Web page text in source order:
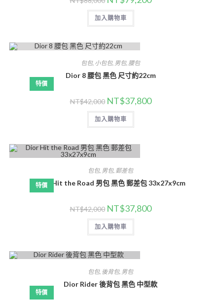
加入購物車
特價
包包, 小包包, 男包,腰包
Dior 8 腰包 黑色 尺寸約22cm
NT$42,000 NT$37,800
加入購物車
特價
包包, 男包, 郵差包
Dior Hit the Road 男包 黑色 郵差包 33x27x9cm
NT$42,000 NT$37,800
加入購物車
特價
包包, 後背包, 男包
Dior Rider 後背包 黑色 中型款